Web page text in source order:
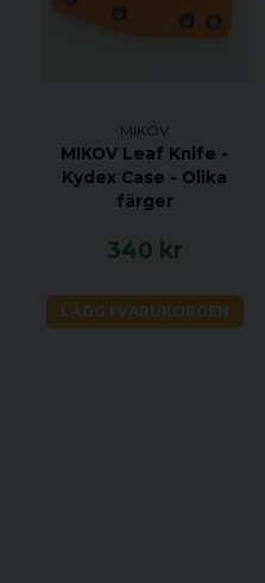
MIKOV
MIKOV Leaf Knife -
Kydex Case - Olika
färger
340 kr
LÄGG I VARUKORGEN